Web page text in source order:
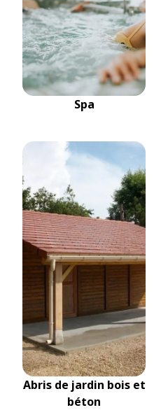
Spa
Abris de jardin bois et
béton